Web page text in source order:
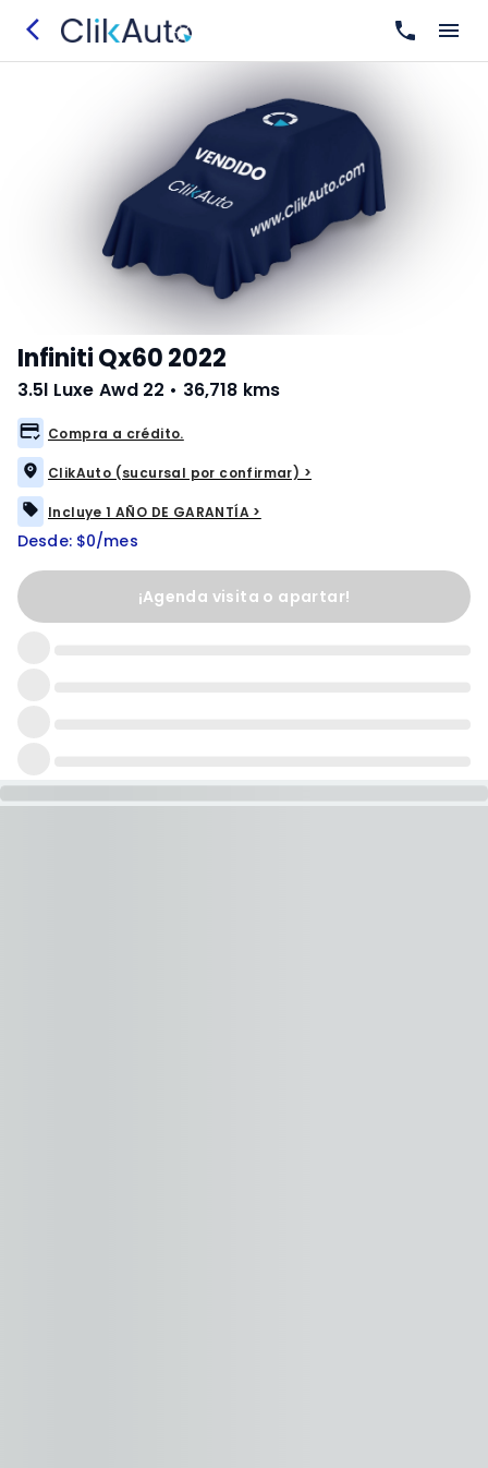
Infiniti Qx60 2022
3.5l Luxe Awd 22 • 36,718 kms
Compra a crédito.
ClikAuto (sucursal por confirmar) >
Incluye 1 AÑO DE GARANTÍA >
Desde: $0/mes
¡Agenda visita o apartar!